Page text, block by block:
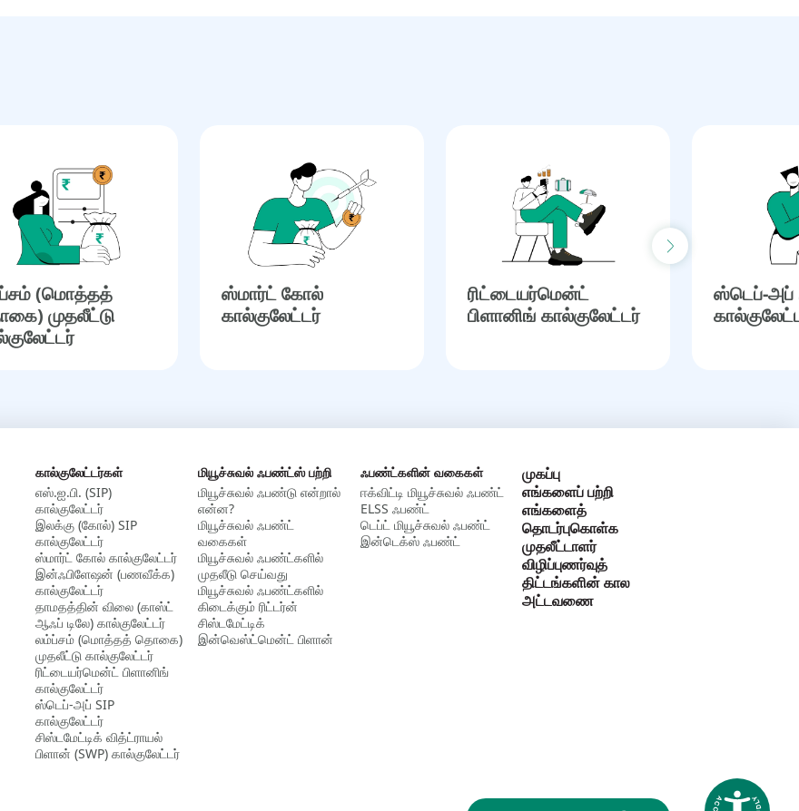
(மொத்தத்
முதலீட்டு
ஸ்மார்ட் கோல்
கால்குலேட்டர்
ரிட்டையர்மென்ட்
பிளானிங் கால்குலேட்டர்
ஸ்டெப்-அப்
Next slide
கால்குலேட்டர்கள்
எஸ்.ஐ.பி. (SIP)
கால்குலேட்டர்
இலக்கு (கோல்) SIP
கால்குலேட்டர்
ஸ்மார்ட் கோல் கால்குலேட்டர்
இன்ஃபிளேஷன் (பணவீக்க)
கால்குலேட்டர்
தாமதத்தின் விலை (காஸ்ட்
ஆஃப் டிலே) கால்குலேட்டர்
லம்ப்சம் (மொத்தத் தொகை)
முதலீட்டு கால்குலேட்டர்
ரிட்டையர்மென்ட் பிளானிங்
கால்குலேட்டர்
ஸ்டெப்-அப் SIP
கால்குலேட்டர்
சிஸ்டமேட்டிக் வித்ட்ராயல்
பிளான் (SWP) கால்குலேட்டர்
மியூச்சுவல் ஃபண்ட்ஸ் பற்றி
மியூச்சுவல் ஃபண்டு என்றால்
என்ன?
மியூச்சுவல் ஃபண்ட்
வகைகள்
மியூச்சுவல் ஃபண்ட்களில்
முதலீடு செய்வது
மியூச்சுவல் ஃபண்ட்களில்
கிடைக்கும் ரிட்டர்ன்
சிஸ்டமேட்டிக்
இன்வெஸ்ட்மென்ட் பிளான்
ஃபண்ட்களின் வகைகள்
ஈக்விட்டி மியூச்சுவல் ஃபண்ட்
ELSS ஃபண்ட்
டெப்ட் மியூச்சுவல் ஃபண்ட்
இன்டெக்ஸ் ஃபண்ட்
முகப்பு
எங்களைப் பற்றி
எங்களைத்
தொடர்புகொள்க
முதலீட்டாளர்
விழிப்புணர்வுத்
திட்டங்களின் கால
அட்டவணை